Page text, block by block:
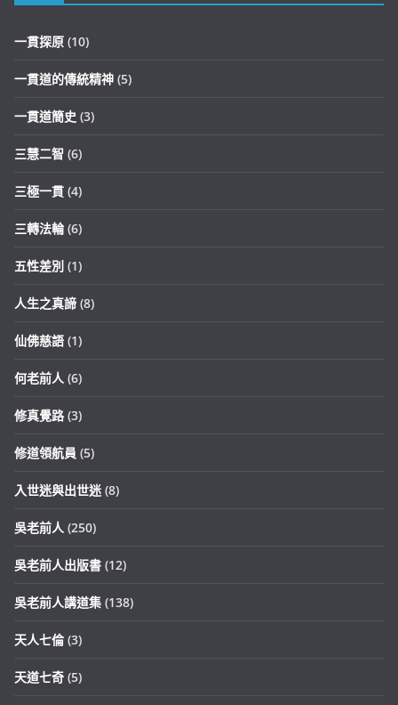
一貫探原 (10)
一貫道的傳統精神 (5)
一貫道簡史 (3)
三慧二智 (6)
三極一貫 (4)
三轉法輪 (6)
五性差別 (1)
人生之真諦 (8)
仙佛慈語 (1)
何老前人 (6)
修真覺路 (3)
修道領航員 (5)
入世迷與出世迷 (8)
吳老前人 (250)
吳老前人出版書 (12)
吳老前人講道集 (138)
天人七倫 (3)
天道七奇 (5)